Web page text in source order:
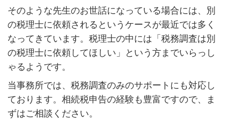
そのような先生のお世話になっている場合には、別
の税理士に依頼されるというケースが最近では多く
なってきています。税理士の中には「税務調査は別
の税理士に依頼してほしい」という方までいらっし
ゃるようです。
当事務所では、税務調査のみのサポートにも対応し
ております。相続税申告の経験も豊富ですので、ま
ずはご相談ください。